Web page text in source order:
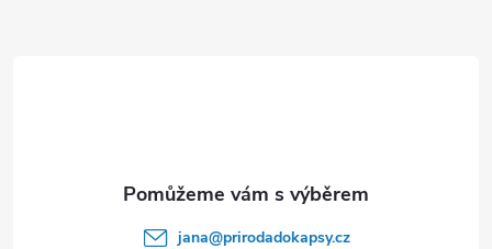
jana@prirodadokapsy.cz